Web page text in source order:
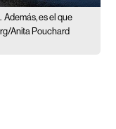
Además, es el que
Anita Pouchard